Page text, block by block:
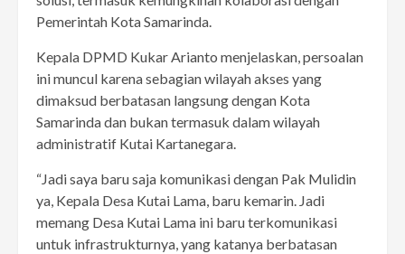
Pemerintah Kota Samarinda.
Kepala DPMD Kukar Arianto menjelaskan, persoalan
ini muncul karena sebagian wilayah akses yang
dimaksud berbatasan langsung dengan Kota
Samarinda dan bukan termasuk dalam wilayah
administratif Kutai Kartanegara.
“Jadi saya baru saja komunikasi dengan Pak Mulidin
ya, Kepala Desa Kutai Lama, baru kemarin. Jadi
memang Desa Kutai Lama ini baru terkomunikasi
untuk infrastrukturnya, yang katanya berbatasan